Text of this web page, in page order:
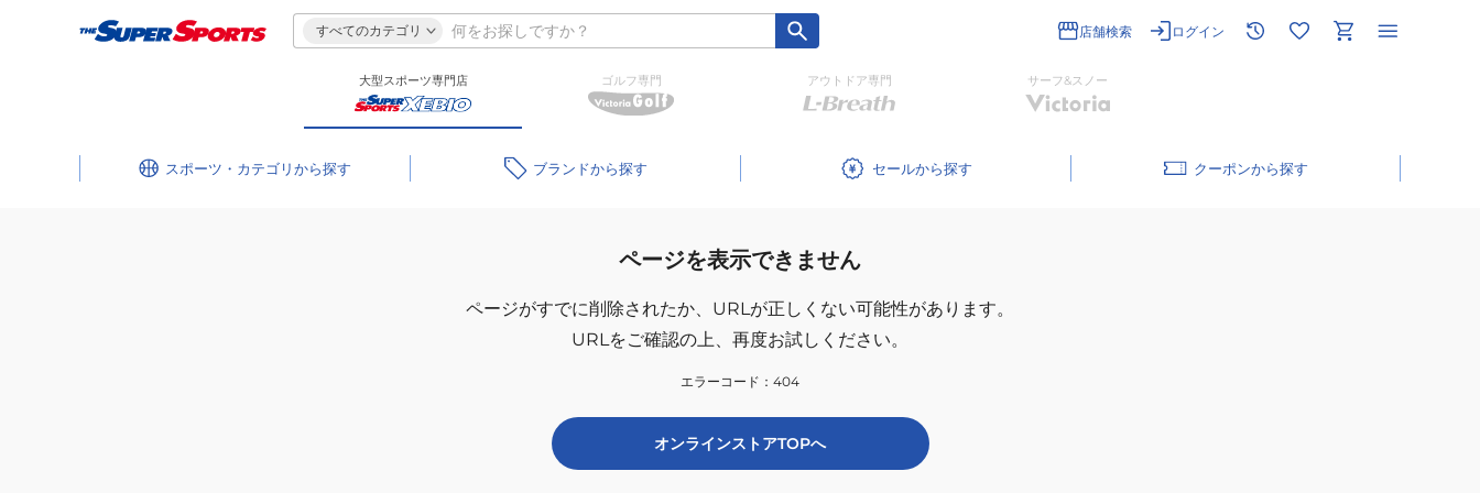
すべてのカテゴリ 店舗検索 ログイン
大型スポーツ専門店 ゴルフ専門 アウトドア専門 サーフ&スノー
スポーツ・カテゴリ ブランド セール クーポン
ページを表示できません
ページがすでに削除されたか、 URLが正しくない可能性があります。
URLをご確認の上、再度お試しください。
エラーコード： 404
オンラインストアTOPへ